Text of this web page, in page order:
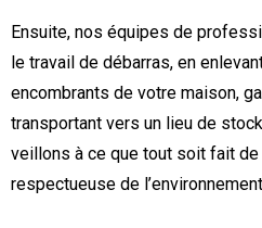
Ensuite, nos équipes de
le travail de débarras, en
encombrants de votre maison,
transportant vers un lieu de
veillons à ce que tout soit fait
respectueuse de